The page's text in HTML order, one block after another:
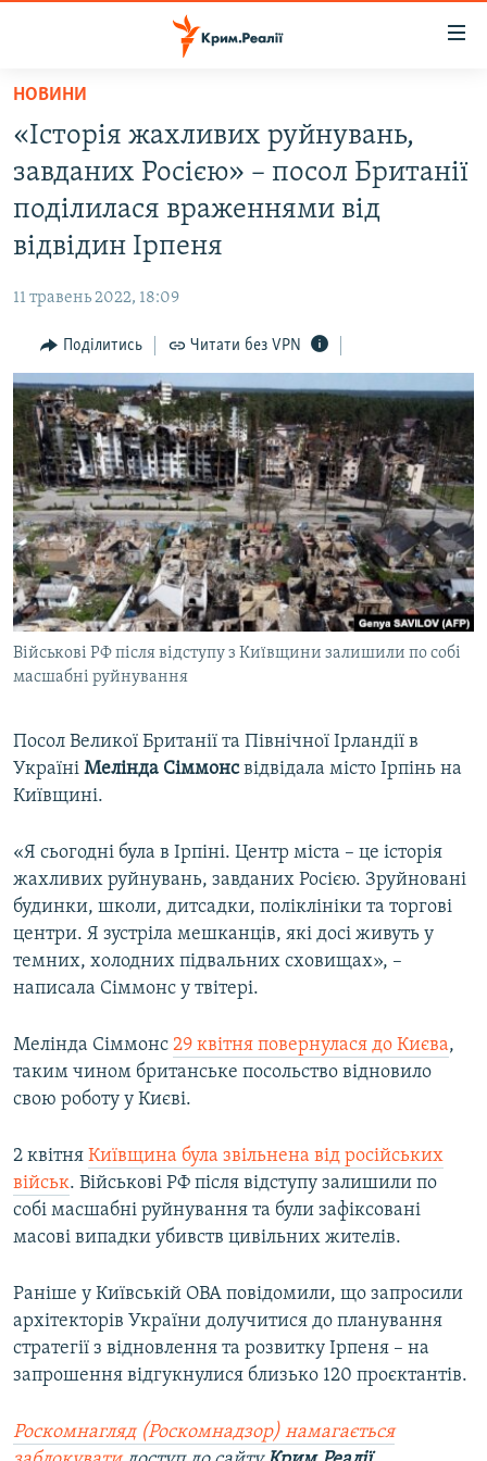
Перейти
основного
матеріалу
Перейти
до
основної
Перейти
пошуку
ВОДА.КРИМ
ВІДЕО ТА ФОТО
ПОЛІТИКА
ПОГЛЯД
ІНТЕРВ'Ю
ВСЕ ЗА ДЕНЬ
СПЕЦПРОЕКТИ
ДЕПОРТАЦІЯ
ВІДЕОУРОКИ «ELIFBE»
СВІДЧЕННЯ ОКУПАЦІЇ
УКРАЇНСЬКА ПРОБЛЕМА КРИМУ
ІНФОГРАФІКА
ЯК ОБІЙТИ БЛОКУВАННЯ
Русский
Qırımtatar
ДОЛУЧАЙСЯ!
НОВИНИ
«Історія жахливих руйнувань,
завданих Росією» – посол Британії
поділилася враженнями від
відвідин Ірпеня
11 травень 2022, 18:09
Поділитись Читати без VPN
Військові РФ після відступу з Київщини залишили по собі
масшабні руйнування
Посол Великої Британії та Північної Ірландії в
Україні Мелінда Сіммонсвідвідала місто Ірпінь на
Київщині.
«Я сьогодні була в Ірпіні. Центр міста – це історія
жахливих руйнувань, завданих Росією. Зруйновані
будинки, школи, дитсадки, поліклініки та торгові
центри. Я зустріла мешканців, які досі живуть у
темних, холодних підвальних сховищах», –
написала Сіммонс у твітері.
Мелінда Сіммонс 29 квітня повернулася до Києва,
таким чином британське посольство відновило
свою роботу у Києві.
2 квітня Київщина була звільнена від російських
військ. Військові РФ після відступу залишили по
собі масшабні руйнування та були зафіксовані
масові випадки убивств цивільних жителів.
Раніше у Київській ОВА повідомили, що запросили
архітекторів України долучитися до планування
стратегії з відновлення та розвитку Ірпеня – на
запрошення відгукнулися близько 120 проєктантів.
Роскомнагляд (Роскомнадзор) намагається